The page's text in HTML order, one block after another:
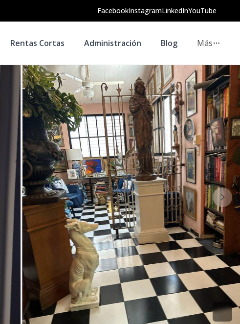
FacebookInstagramLinkedInYouTube
Rentas Cortas Administración Blog Más